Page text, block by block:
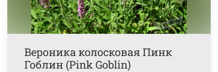
Вероника колосковая Пинк
Гоблин (Pink Goblin)